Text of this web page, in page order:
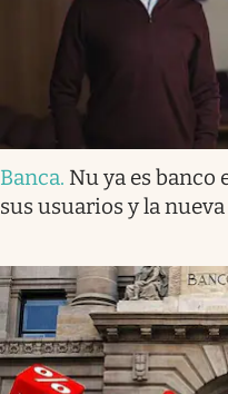
Banca. Nu ya es banco
sus usuarios y la